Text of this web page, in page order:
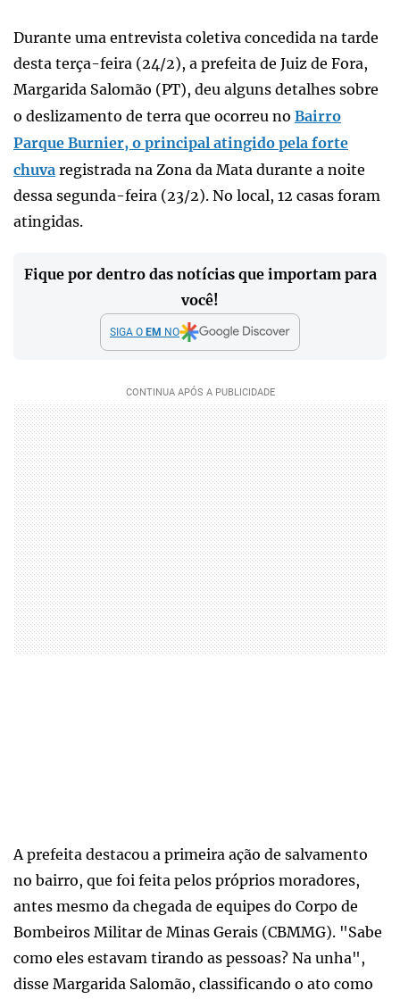
Durante uma entrevista coletiva concedida na tarde
desta terça-feira (24/2), a prefeita de Juiz de Fora,
Margarida Salomão (PT), deu alguns detalhes sobre
o deslizamento de terra que ocorreu no Bairro
Parque Burnier, o principal atingido pela forte
chuva registrada na Zona da Mata durante a noite
dessa segunda-feira (23/2). No local, 12 casas foram
atingidas.
Fique por dentro das notícias que importam para
você!
SIGA O EM NO
A prefeita destacou a primeira ação de salvamento
no bairro, que foi feita pelos próprios moradores,
antes mesmo da chegada de equipes do Corpo de
Bombeiros Militar de Minas Gerais (CBMMG). "Sabe
como eles estavam tirando as pessoas? Na unha",
disse Margarida Salomão, classificando o ato como